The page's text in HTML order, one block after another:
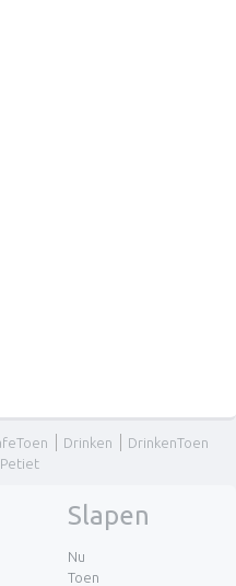
Drinken
DrinkenToen
Slapen
Nu
Toen